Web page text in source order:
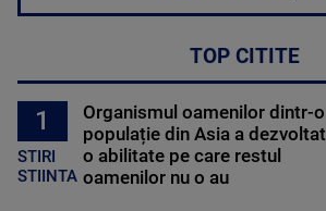
TOP CITITE
1
STIRI
STIINTA
Organismul oamenilor dintr-o
populație din Asia a dezvoltat
o abilitate pe care restul
oamenilor nu o au